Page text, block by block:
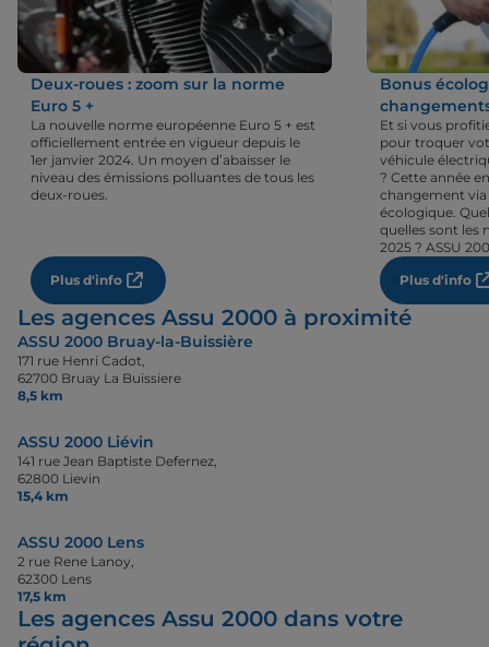
Deux-roues : zoom sur la norme
Euro 5 +
La nouvelle norme européenne Euro 5 + est
officiellement entrée en vigueur depuis le
1er janvier 2024. Un moyen d’abaisser le
niveau des émissions polluantes de tous les
deux-roues.
Plus d'info
Bonus
Et si vous
pour troquer
véhicule
? Cette année
changement
écologique.
quelles sont les
2025 ? ASSU
Plus d'info
Les agences Assu 2000 à proximité
ASSU 2000 Bruay-la-Buissière
171 rue Henri Cadot,
62700 Bruay La Buissiere
8,5 km
ASSU 2000 Liévin
141 rue Jean Baptiste Defernez,
62800 Lievin
15,4 km
ASSU 2000 Lens
2 rue Rene Lanoy,
62300 Lens
17,5 km
Les agences Assu 2000 dans votre